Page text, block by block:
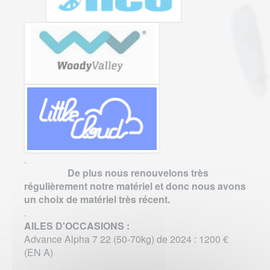
.
De plus nous renouvelons très
régulièrement notre matériel et donc nous avons
un choix de matériel très récent.
.
AILES D'OCCASIONS :
Advance Alpha 7 22 (50-70kg) de 2024 : 1200 €
(EN A)